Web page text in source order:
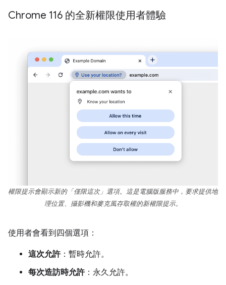
Chrome 116 的全新權限使用者體驗
權限提示會顯示新的「僅限這次」選項。這是電腦版服務中，要求提供地
理位置、攝影機和麥克風存取權的新權限提示。
使用者會看到四個選項：
這次允許：暫時允許。
每次造訪時允許：永久允許。